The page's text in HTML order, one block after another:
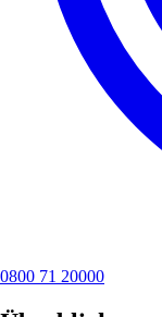
0800 71 20000